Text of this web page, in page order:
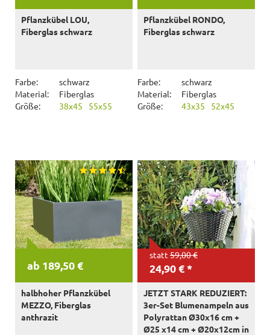
Pflanzkübel LOU,
Fiberglas schwarz
Farbe:
schwarz
Material:
Fiberglas
Größe:
38x45 55x55
Pflanzkübel RONDO,
Fiberglas schwarz
Farbe:
schwarz
Material:
Fiberglas
Größe:
43x35 52x45
ab 189,50 €
halbhoher Pflanzkübel
MEZZO, Fiberglas
anthrazit
statt 59,00 €
24,90 € *
JETZT STARK REDUZIERT:
3er-Set Blumenampeln aus
Polyrattan Ø30x16 cm +
Ø25 x14 cm + Ø20x12cm in